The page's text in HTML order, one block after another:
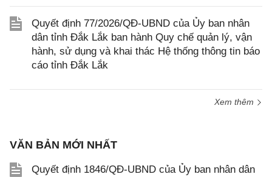
Quyết định 77/2026/QĐ-UBND của Ủy ban nhân
dân tỉnh Đắk Lắk ban hành Quy chế quản lý, vận
hành, sử dụng và khai thác Hệ thống thông tin báo
cáo tỉnh Đắk Lắk
Xem thêm
VĂN BẢN MỚI NHẤT
Quyết định 1846/QĐ-UBND của Ủy ban nhân dân